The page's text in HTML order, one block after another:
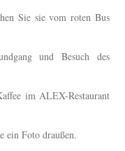
Sie sie vom roten Bus
und Besuch des
im ALEX-Restaurant
ein Foto draußen.